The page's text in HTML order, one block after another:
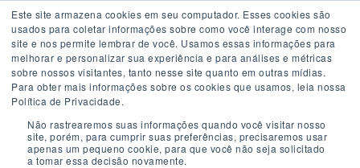
Este site armazena cookies em seu computador. Esses cookies são
usados para coletar informações sobre como você interage com nosso
site e nos permite lembrar de você. Usamos essas informações para
melhorar e personalizar sua experiência e para análises e métricas
sobre nossos visitantes, tanto nesse site quanto em outras mídias.
Para obter mais informações sobre os cookies que usamos, leia nossa
Política de Privacidade.
Não rastrearemos suas informações quando você visitar nosso
site, porém, para cumprir suas preferências, precisaremos usar
apenas um pequeno cookie, para que você não seja solicitado
a tomar essa decisão novamente.
Falar com especialista
GERAÇÃO DE DEMANDA |5 MIN
O que é ICP e porque ele é
tão importante para vendas